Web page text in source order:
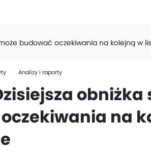
budować oczekiwania na kolejną w
Analizy i raporty
na